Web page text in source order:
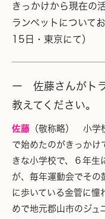
きっかけから現在の
ランペットについて
15日・東京にて）
ー 佐藤さんがト
教えてください。
佐藤 （敬称略） 小学
で始めたのがきっかけ
きな小学校で、６年生
が、毎年運動会でその
に歩いている金管に憧
めで地元郡山市のジュ